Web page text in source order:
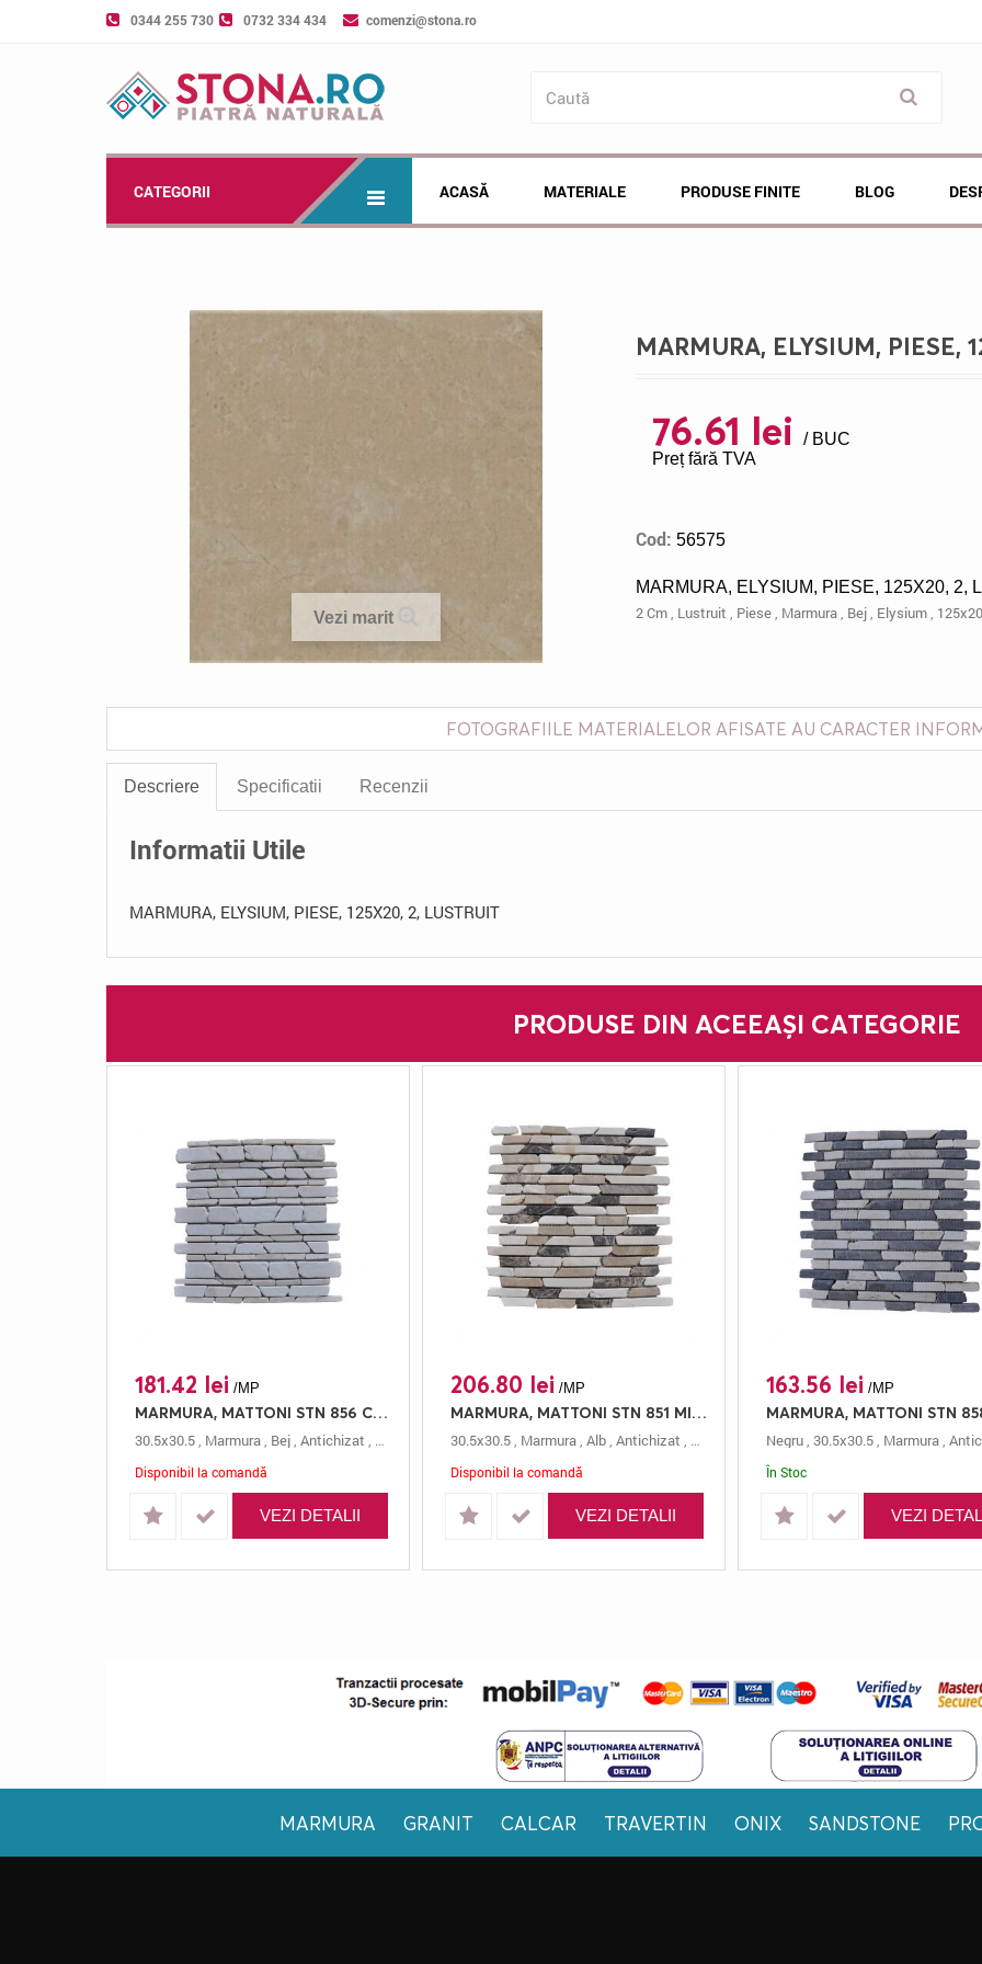
0344 255 730 0732 334 434 comenzi@stona.ro
CATEGORII ACASĂ MATERIALE PRODUSE FINITE BLOG
Vezi marit
MARMURA, ELYSIUM, PIESE,
76.61 lei
/ BUC
Preț fără TVA
Cod: 56575
MARMURA, ELYSIUM, PIESE, 125X20, 2,
2 Cm Lustruit Piese Marmura Bej Elysium 125x20
FOTOGRAFIILE MATERIALELOR AFISATE AU CARACTER
Descriere Specificatii Recenzii
Informatii Utile
MARMURA, ELYSIUM, PIESE, 125X20, 2, LUSTRUIT
PRODUSE DIN ACEEAȘI CATEGORIE
181.42 lei /MP
MARMURA, MATTONI STN 856 CREAM, MOZAIC, 30.5X30.5, 0.5, ANTICHIZAT
30.5x30.5, Marmura, Bej, Antichizat , Mozaic 0.5 Cm,Mattoni
Disponibil la comandă
VEZI DETALII
206.80 lei /MP
MARMURA, MATTONI STN 851 MIX EMPERADOR, MOZAIC, 30.5X30.5, 0.5, ANTICHIZAT
30.5x30.5, Marmura, Alb, Antichizat , Mozaic 0.5 Cm,Mattoni
Disponibil la comandă
VEZI DETALII
163.56 lei /MP
Negru, 30.5x30.5, Marmura,
În Stoc
VEZI
MARMURA GRANIT CALCAR TRAVERTIN ONIX SANDSTONE